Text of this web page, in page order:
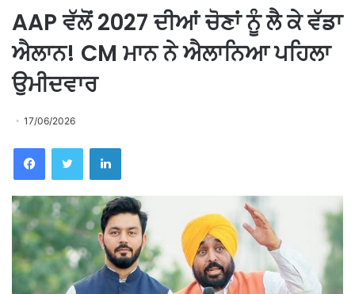
AAP ਵੱਲੋਂ 2027 ਦੀਆਂ ਚੋਣਾਂ ਨੂੰ ਲੈ ਕੇ ਵੱਡਾ
ਐਲਾਨ! CM ਮਾਨ ਨੇ ਐਲਾਨਿਆ ਪਹਿਲਾ
ਉਮੀਦਵਾਰ
17/06/2026